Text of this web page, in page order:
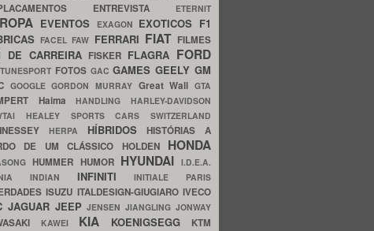
ENTREVISTA ETERNIT
EVENTOS EXAGON EXOTICOS F1
FACELFAW FERRARI FIAT FILMES
DE CARREIRA FISKER FLAGRA FORD
FOTOS GACGAMESGEELYGM
GOOGLEGORDON MURRAY Great WallGTA
HaimaHANDLINGHARLEY-DAVIDSON
HEALEY SPORTS CARS SWITZERLAND
HERPA HÍBRIDOSHISTÓRIAS A
DE UM CLÁSSICO HOLDEN HONDA
HUMMER HUMOR HYUNDAI I.D.E.A.
INDIAN INFINITIINITIALE PARIS
ISUZU ITALDESIGN-GIUGIAROIVECO
JAGUAR JEEPJENSENJIANGLINGJONWAY
KAWEI KIA KOENIGSEGG KTM